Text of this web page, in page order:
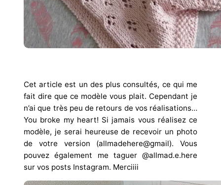
Cet article est un des plus consultés, ce qui me
fait dire que ce modèle vous plait. Cependant je
n’ai que très peu de retours de vos réalisations…
You broke my heart! Si jamais vous réalisez ce
modèle, je serai heureuse de recevoir un photo
de votre version (allmadehere@gmail). Vous
pouvez également me taguer @allmad.e.here
sur vos posts Instagram. Merciiii